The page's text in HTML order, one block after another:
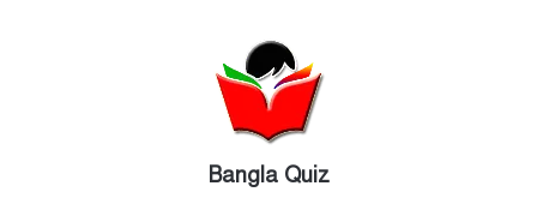
Bangla Quiz